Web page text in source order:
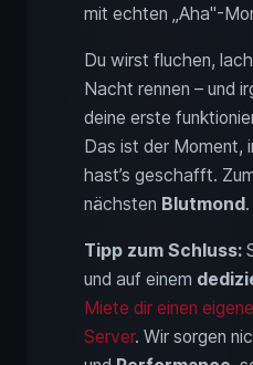
mit echten „Aha"-
Du wirst fluchen,
Nacht rennen – und
deine erste
Das ist der Moment,
hast’s geschafft.
nächsten Blutmond.
Tipp zum Schluss:
und auf einem
Miete dir einen
Server. Wir sorgen